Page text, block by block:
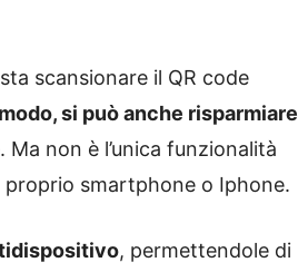
scansionare il QR code
si può anche risparmiare
non è l’unica funzionalità
smartphone o Iphone.
, permettendole di